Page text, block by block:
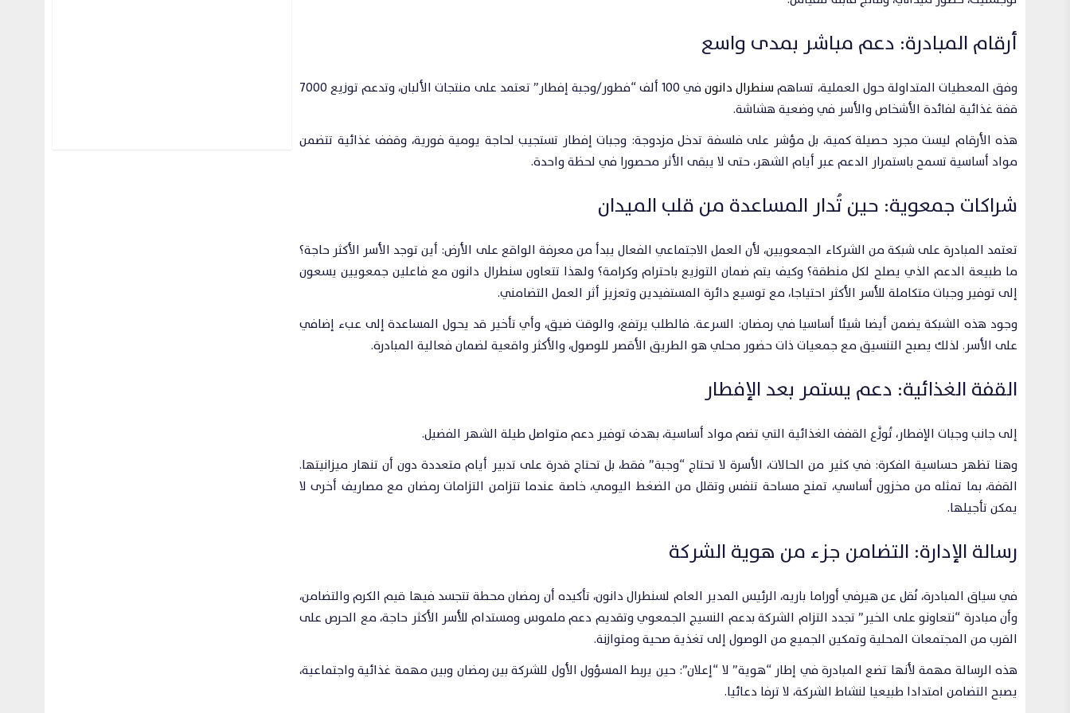
أرقام المبادرة: دعم مباشر بمدى واسع
وفق المعطيات المتداولة حول العملية، تساهم سنطرال دانون
في 100 ألف “فطور/وجبة إفطار” تعتمد على منتجات الألبان، وتدعم توزيع 7000
قفة غذائية لفائدة الأشخاص والأسر في وضعية هشاشة.
هذه الأرقام ليست مجرد حصيلة كمية، بل مؤشر على فلسفة تدخل مزدوجة: وجبات إفطار تستجيب لحاجة يومية فورية، وقفف غذائية تتضمن
مواد أساسية تسمح باستمرار الدعم عبر أيام الشهر، حتى لا يبقى الأثر محصورا في لحظة واحدة.
شراكات جمعوية: حين تُدار المساعدة من قلب الميدان
تعتمد المبادرة على شبكة من الشركاء الجمعويين، لأن العمل الاجتماعي الفعال يبدأ من معرفة الواقع على الأرض: أين توجد الأسر الأكثر حاجة؟
ما طبيعة الدعم الذي يصلح لكل منطقة؟ وكيف يتم ضمان التوزيع باحترام وكرامة؟ ولهذا تتعاون سنطرال دانون مع فاعلين جمعويين يسعون
إلى توفير وجبات متكاملة للأسر الأكثر احتياجا، مع توسيع دائرة المستفيدين وتعزيز أثر العمل التضامني.
وجود هذه الشبكة يضمن أيضا شيئا أساسيا في رمضان: السرعة. فالطلب يرتفع، والوقت ضيق، وأي تأخير قد يحول المساعدة إلى عبء إضافي
على الأسر. لذلك يصبح التنسيق مع جمعيات ذات حضور محلي هو الطريق الأقصر للوصول، والأكثر واقعية لضمان فعالية المبادرة.
القفة الغذائية: دعم يستمر بعد الإفطار
إلى جانب وجبات الإفطار، تُوزَّع القفف الغذائية التي تضم مواد أساسية، بهدف توفير دعم متواصل طيلة الشهر الفضيل.
وهنا تظهر حساسية الفكرة: في كثير من الحالات، الأسرة لا تحتاج “وجبة” فقط، بل تحتاج قدرة على تدبير أيام متعددة دون أن تنهار ميزانيتها.
القفة، بما تمثله من مخزون أساسي، تمنح مساحة تنفس وتقلل من الضغط اليومي، خاصة عندما تتزامن التزامات رمضان مع مصاريف أخرى لا
يمكن تأجيلها.
رسالة الإدارة: التضامن جزء من هوية الشركة
في سياق المبادرة، نُقل عن هيرفي أوراما باريه، الرئيس المدير العام لسنطرال دانون، تأكيده أن رمضان محطة تتجسد فيها قيم الكرم والتضامن،
وأن مبادرة “نتعاونو على الخير” تجدد التزام الشركة بدعم النسيج الجمعوي وتقديم دعم ملموس ومستدام للأسر الأكثر حاجة، مع الحرص على
القرب من المجتمعات المحلية وتمكين الجميع من الوصول إلى تغذية صحية ومتوازنة.
هذه الرسالة مهمة لأنها تضع المبادرة في إطار “هوية” لا “إعلان”: حين يربط المسؤول الأول للشركة بين رمضان وبين مهمة غذائية واجتماعية،
يصبح التضامن امتدادا طبيعيا لنشاط الشركة، لا ترفا دعائيا.